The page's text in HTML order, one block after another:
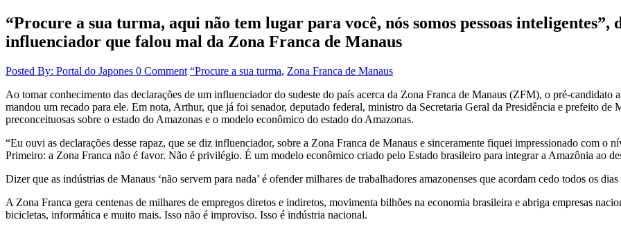
“Procure a sua turma, aqui não tem lugar para você, nós somos pessoas
influenciador que falou mal da Zona Franca de Manaus
Posted By: Portal do Japones 0 Comment “Procure a sua turma, Zona Franca de Manaus
Ao tomar conhecimento das declarações de um influenciador do sudeste do país acerca da Zona Franca de Manaus (ZFM), o pré-
mandou um recado para ele. Em nota, Arthur, que já foi senador, deputado federal, ministro da Secretaria Geral da Presidência e prefeito de
preconceituosas sobre o estado do Amazonas e o modelo econômico do estado do Amazonas.
“Eu ouvi as declarações desse rapaz, que se diz influenciador, sobre a Zona Franca de Manaus e sinceramente fiquei impressionado com o
Primeiro: a Zona Franca não é favor. Não é privilégio. É um modelo econômico criado pelo Estado brasileiro para integrar a Amazônia ao
Dizer que as indústrias de Manaus ‘não servem para nada’ é ofender milhares de trabalhadores amazonenses que acordam cedo todos os
A Zona Franca gera centenas de milhares de empregos diretos e indiretos, movimenta bilhões na economia brasileira e abriga empresas
bicicletas, informática e muito mais. Isso não é improviso. Isso é indústria nacional.